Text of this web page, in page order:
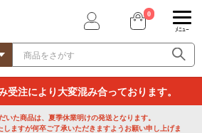
受注により大変混み合っております。
いた商品は、夏季休業明けの発送となります。
しますが何卒ご了承いただきますようお願い申し上げま
0
ﾒﾆｭｰ